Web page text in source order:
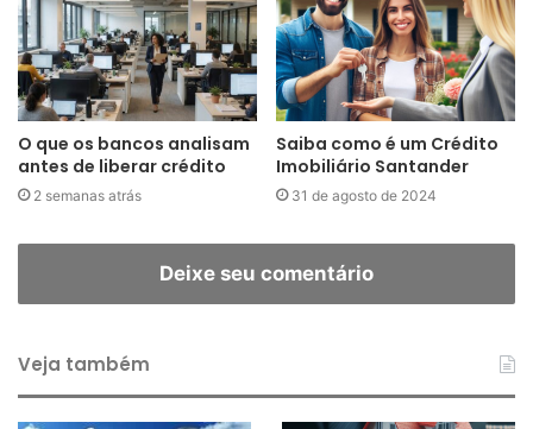
O que os bancos analisam
antes de liberar crédito
2 semanas atrás
Saiba como é um Crédito
Imobiliário Santander
31 de agosto de 2024
Deixe seu comentário
Veja também